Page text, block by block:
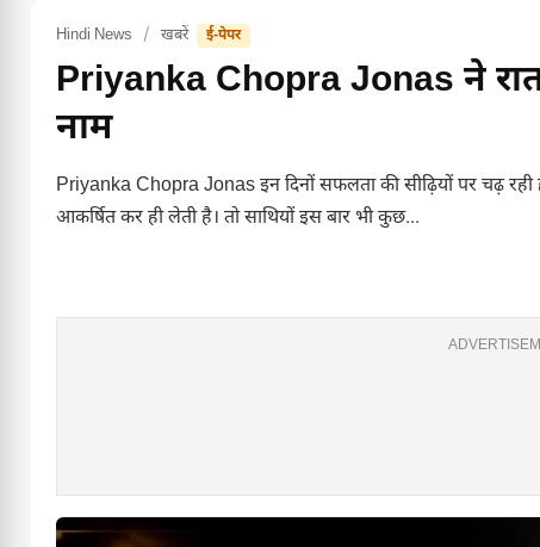
Hindi News / खबरें ई-पेपर
Priyanka Chopra Jonas ने
नाम
Priyanka Chopra Jonas इन दिनों सफलता की सीढ़ियों पर चढ़
आकर्षित कर ही लेती है। तो साथियों इस बार भी कुछ...